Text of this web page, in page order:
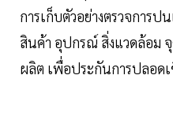
การเก็บตัวอย่างตรวจการป
สินค้า อุปกรณ์ สิ่งแวดล้อม
ผลิต เพื่อประกันการปลอด